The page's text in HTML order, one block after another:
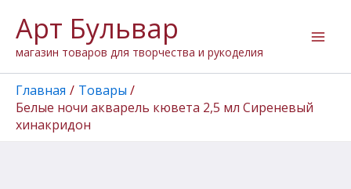
содержимому
Арт Бульвар
магазин товаров для творчества и рукоделия
Главная
Товары
Белые ночи акварель кювета 2,5 мл Сиреневый
хинакридон
товара
Белые
ночи
акварель
кювета
мл
Сиреневый